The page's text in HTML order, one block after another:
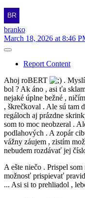
branko
March 18, 2026 at 8:46
Report Content
Ahoj roBERT
.
bol ? Ak áno , asi ťa
nejaké úplne bežné ,
, škrečkoval . Ale sú tam
regáloch aj prázdne
som to moc neobzeral .
podlahových . A zopár
vážny záujem , zistím
nebudem rozdávať jej
A ešte niečo . Prispel
možnosť prispievať
... Asi si to prehliadol ,